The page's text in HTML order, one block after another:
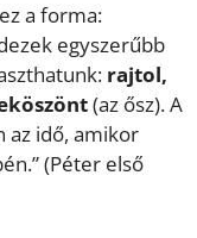
a forma:
egyszerűbb
rajtol,
(az ősz). A
az idő, amikor
(Péter első